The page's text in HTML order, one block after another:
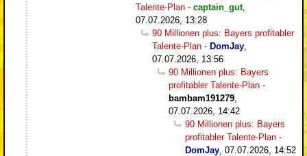
Talente-Plan - captain_gut,
07.07.2026, 13:28
90 Millionen plus: Bayers profitabler
Talente-Plan - DomJay
07.07.2026, 13:56
90 Millionen plus: Bayers
profitabler Talente-Plan -
bambam191279
07.07.2026, 14:42
90 Millionen plus: Bayers
profitabler Talente-Plan -
DomJay 07.07.2026, 14:52